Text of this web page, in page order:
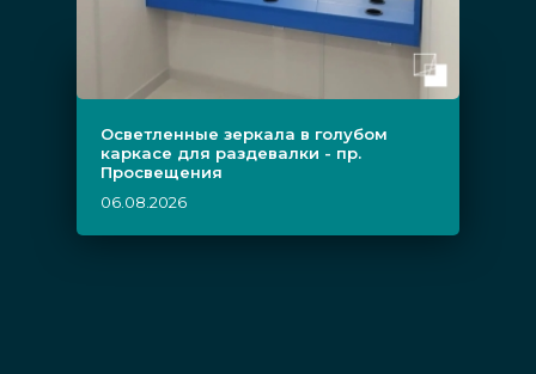
Осветленные зеркала в голубом
каркасе для раздевалки - пр.
Просвещения
06.08.2026